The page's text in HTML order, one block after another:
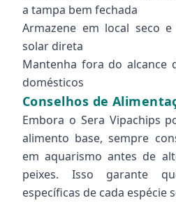
a tampa bem fechada
Armazene em local seco
solar direta
Mantenha fora do alcance
domésticos
Conselhos de
Embora o Sera Vipachips
alimento base, sempre
em aquarismo antes de
peixes. Isso garante
específicas de cada espécie